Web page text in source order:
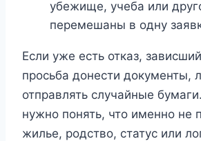
убежище, учеба или
перемешаны в одну
Если уже есть отказ,
просьба донести документы,
отправлять случайные
нужно понять, что именно не
жилье, родство, статус или